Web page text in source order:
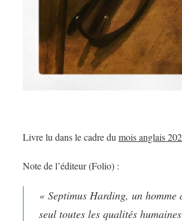
Livre lu dans le cadre dumois anglais
Note de l’éditeur (Folio) :
« Septimus Harding, un
seul toutes les qualités